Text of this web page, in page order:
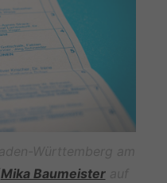
Mika Baumeisterauf